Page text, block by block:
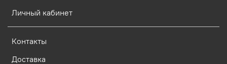
Личный кабинет
Контакты
Доставка